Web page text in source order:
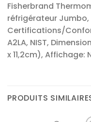
Fisherbrand
réfrigérateur Jumbo,
Certifications/
A2LA, NIST,
x 11,2cm), Affichage:
PRODUITS